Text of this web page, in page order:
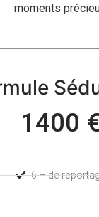
moments
1400
6 H de